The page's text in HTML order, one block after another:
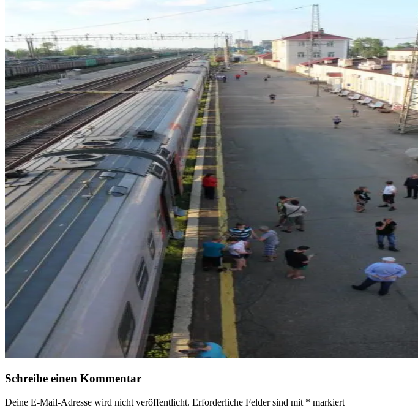
Schreibe einen Kommentar
Deine E-Mail-Adresse wird nicht veröffentlicht. Erforderliche Felder sind mit * markiert